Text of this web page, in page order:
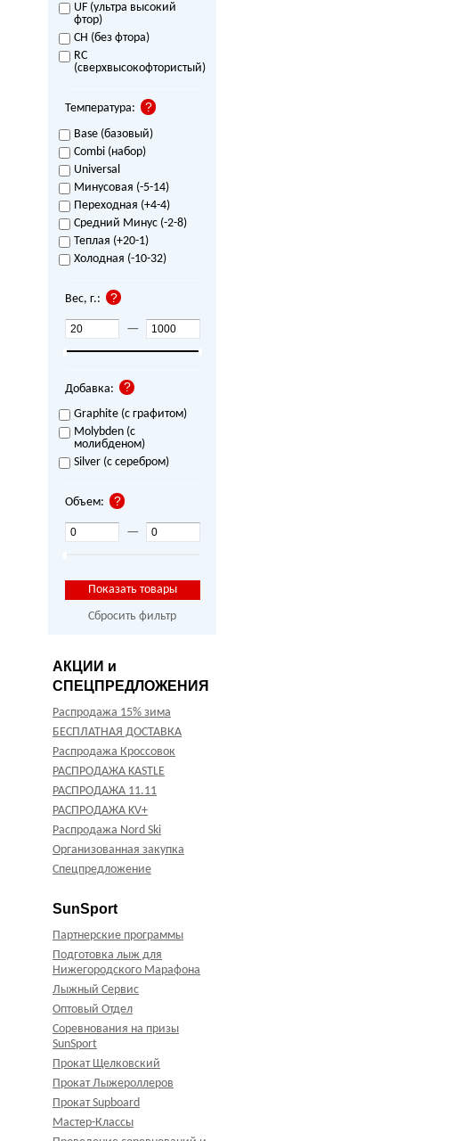
UF (ультра высокий
фтор)
CH (без фтора)
RC
(сверхвысокофтористый)
Температура:
Base (базовый)
Combi (набор)
Universal
Минусовая (-5-14)
Переходная (+4-4)
Средний Минус (-2-8)
Теплая (+20-1)
Холодная (-10-32)
Вес, г.:
—
Добавка:
Graphite (с графитом)
Molybden (с
молибденом)
Silver (с серебром)
Объем:
—
Сбросить фильтр
АКЦИИ и
СПЕЦПРЕДЛОЖЕНИЯ
Распродажа 15% зима
БЕСПЛАТНАЯ ДОСТАВКА
Распродажа Кроссовок
РАСПРОДАЖА KASTLE
РАСПРОДАЖА 11.11
РАСПРОДАЖА KV+
Распродажа Nord Ski
Организованная закупка
Спецпредложение
SunSport
Партнерские программы
Подготовка лыж для
Нижегородского Марафона
Лыжный Сервис
Оптовый Отдел
Соревнования на призы
SunSport
Прокат Щелковский
Прокат Лыжероллеров
Прокат Supboard
Мастер-Классы